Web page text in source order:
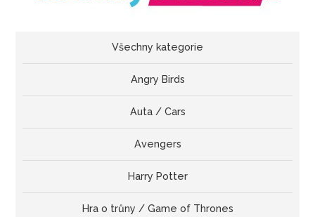
Všechny kategorie
Angry Birds
Auta / Cars
Avengers
Harry Potter
Hra o trůny / Game of Thrones